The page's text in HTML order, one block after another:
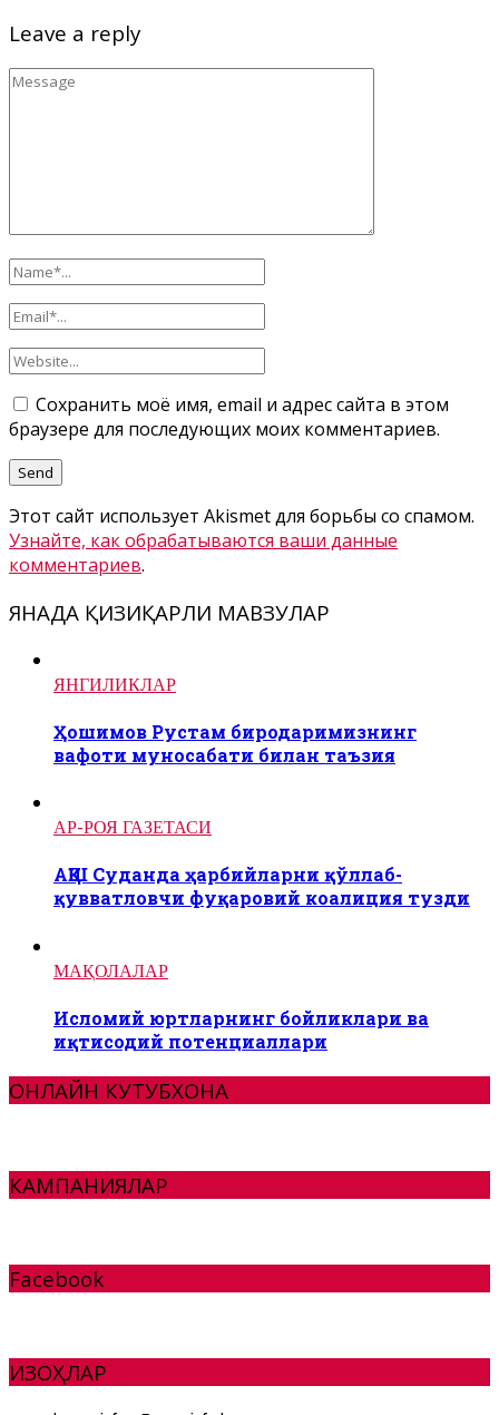
Leave a reply
Сохранить моё имя, email и адрес сайта в этом
браузере для последующих моих комментариев.
Этот сайт использует Akismet для борьбы со спамом.
Узнайте, как обрабатываются ваши данные
комментариев.
ЯНАДА ҚИЗИҚАРЛИ МАВЗУЛАР
ЯНГИЛИКЛАР
Ҳошимов Рустам биродаримизнинг
вафоти муносабати билан таъзия
АР-РОЯ ГАЗЕТАСИ
АҚШ Суданда ҳарбийларни қўллаб-
қувватловчи фуқаровий коалиция тузди
МАҚОЛАЛАР
Исломий юртларнинг бойликлари ва
иқтисодий потенциаллари
ОНЛАЙН КУТУБХОНА
КАМПАНИЯЛАР
Facebook
ИЗОҲЛАР